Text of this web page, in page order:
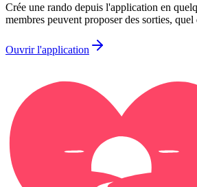
Crée une rando depuis l'application en
membres peuvent proposer des sorties,
Ouvrir l'application